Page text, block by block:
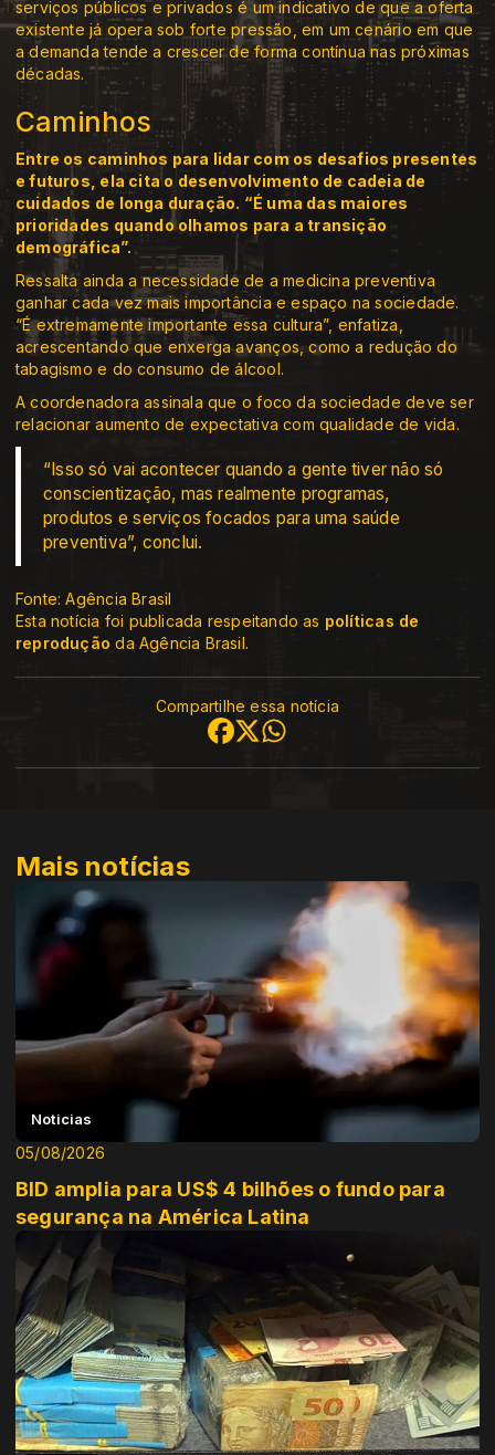
serviços públicos e privados é um indicativo de que a oferta
existente já opera sob forte pressão, em um cenário em que
a demanda tende a crescer de forma contínua nas próximas
décadas.
Caminhos
Entre os caminhos para lidar com os desafios presentes
e futuros, ela cita o desenvolvimento de cadeia de
cuidados de longa duração. “É uma das maiores
prioridades quando olhamos para a transição
demográfica”.
Ressalta ainda a necessidade de a medicina preventiva
ganhar cada vez mais importância e espaço na sociedade.
“É extremamente importante essa cultura”, enfatiza,
acrescentando que enxerga avanços, como a redução do
tabagismo e do consumo de álcool.
A coordenadora assinala que o foco da sociedade deve ser
relacionar aumento de expectativa com qualidade de vida.
“Isso só vai acontecer quando a gente tiver não só
conscientização, mas realmente programas,
produtos e serviços focados para uma saúde
preventiva”, conclui.
Fonte: Agência Brasil
Esta notícia foi publicada respeitando as políticas de
reprodução da Agência Brasil.
Compartilhe essa notícia
Mais notícias
Noticias
05/08/2026
BID amplia para US$ 4 bilhões o fundo para
segurança na América Latina